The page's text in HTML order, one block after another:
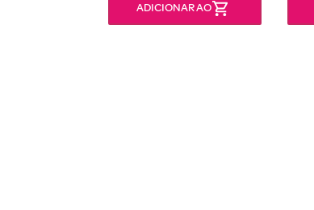
ADICIONAR AO